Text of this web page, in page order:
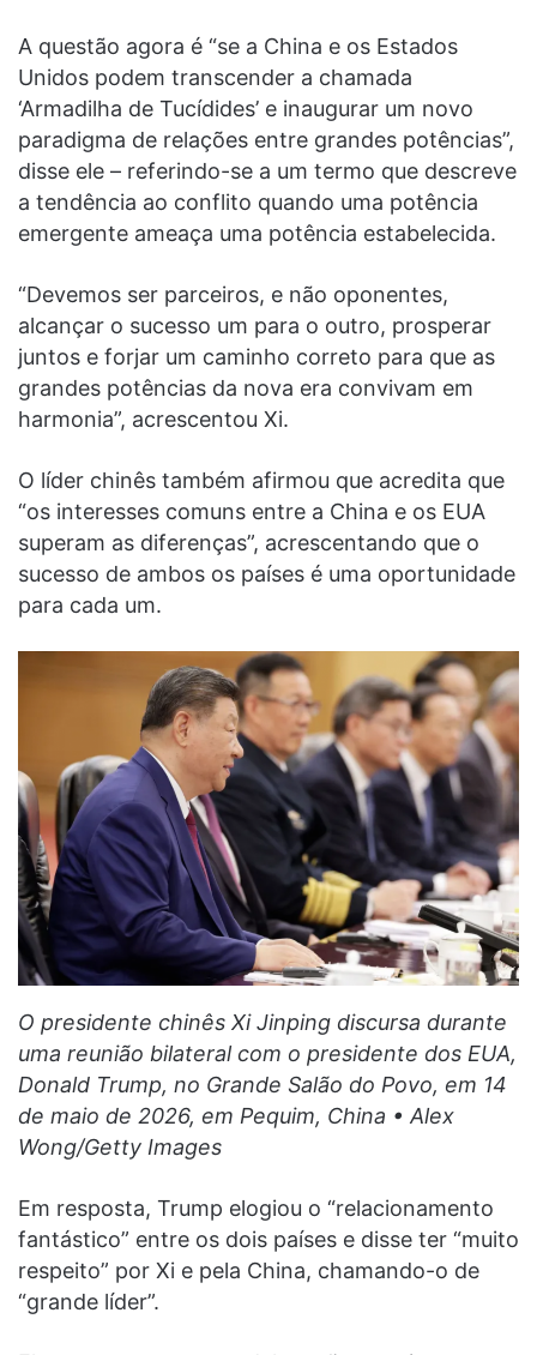
A questão agora é “se a China e os Estados
Unidos podem transcender a chamada
‘Armadilha de Tucídides’ e inaugurar um novo
paradigma de relações entre grandes potências”,
disse ele – referindo-se a um termo que descreve
a tendência ao conflito quando uma potência
emergente ameaça uma potência estabelecida.
“Devemos ser parceiros, e não oponentes,
alcançar o sucesso um para o outro, prosperar
juntos e forjar um caminho correto para que as
grandes potências da nova era convivam em
harmonia”, acrescentou Xi.
O líder chinês também afirmou que acredita que
“os interesses comuns entre a China e os EUA
superam as diferenças”, acrescentando que o
sucesso de ambos os países é uma oportunidade
para cada um.
O presidente chinês Xi Jinping discursa durante
uma reunião bilateral com o presidente dos EUA,
Donald Trump, no Grande Salão do Povo, em 14
de maio de 2026, em Pequim, China • Alex
Wong/Getty Images
Em resposta, Trump elogiou o “relacionamento
fantástico” entre os dois países e disse ter “muito
respeito” por Xi e pela China, chamando-o de
“grande líder”.